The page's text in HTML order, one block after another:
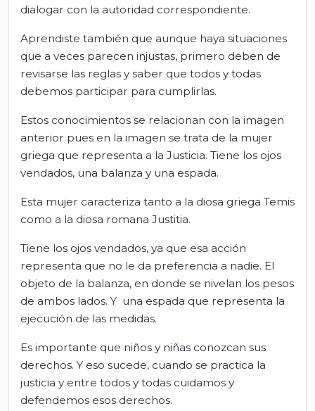
dialogar con la autoridad correspondiente.
Aprendiste también que aunque haya situaciones
que a veces parecen injustas, primero deben de
revisarse las reglas y saber que todos y todas
debemos participar para cumplirlas.
Estos conocimientos se relacionan con la imagen
anterior pues en la imagen se trata de la mujer
griega que representa a la Justicia. Tiene los ojos
vendados, una balanza y una espada.
Esta mujer caracteriza tanto a la diosa griega Temis
como a la diosa romana Justitia.
Tiene los ojos vendados, ya que esa acción
representa que no le da preferencia a nadie. El
objeto de la balanza, en donde se nivelan los pesos
de ambos lados. Y una espada que representa la
ejecución de las medidas.
Es importante que niños y niñas conozcan sus
derechos. Y eso sucede, cuando se practica la
justicia y entre todos y todas cuidamos y
defendemos esos derechos.